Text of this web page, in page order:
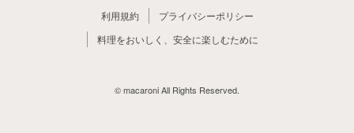
利用規約
プライバシーポリシー
料理をおいしく、安全に楽しむために
© macaroni All Rights Reserved.